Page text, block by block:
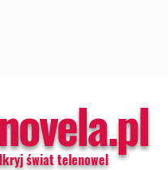
świat telenowel